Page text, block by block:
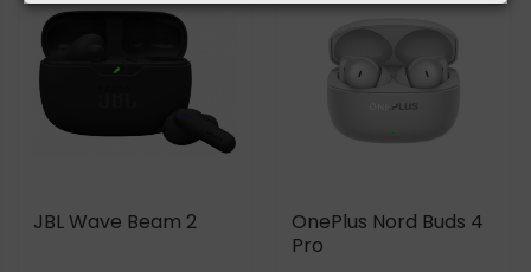
JBL Wave Beam 2
OnePlus Nord Buds 4
Pro